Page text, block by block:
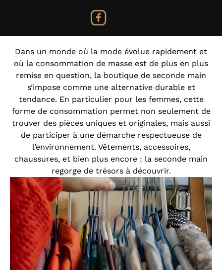
Dans un monde où la mode évolue rapidement et
où la consommation de masse est de plus en plus
remise en question, la boutique de seconde main
s’impose comme une alternative durable et
tendance. En particulier pour les femmes, cette
forme de consommation permet non seulement de
trouver des pièces uniques et originales, mais aussi
de participer à une démarche respectueuse de
l’environnement. Vêtements, accessoires,
chaussures, et bien plus encore : la seconde main
regorge de trésors à découvrir.